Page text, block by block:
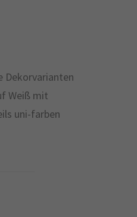
Dekorvarianten
Weiß mit
uni-farben